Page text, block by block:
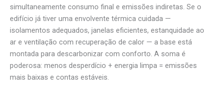
simultaneamente consumo final e emissões indiretas. Se o
edifício já tiver uma envolvente térmica cuidada —
isolamentos adequados, janelas eficientes, estanquidade ao
ar e ventilação com recuperação de calor — a base está
montada para descarbonizar com conforto. A soma é
poderosa: menos desperdício + energia limpa = emissões
mais baixas e contas estáveis.